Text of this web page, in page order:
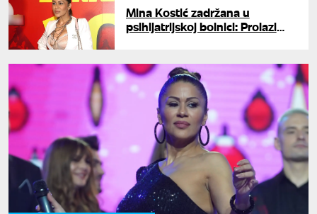
Mina Kostić zadržana u
psihijatrijskoj bolnici: Prolazi